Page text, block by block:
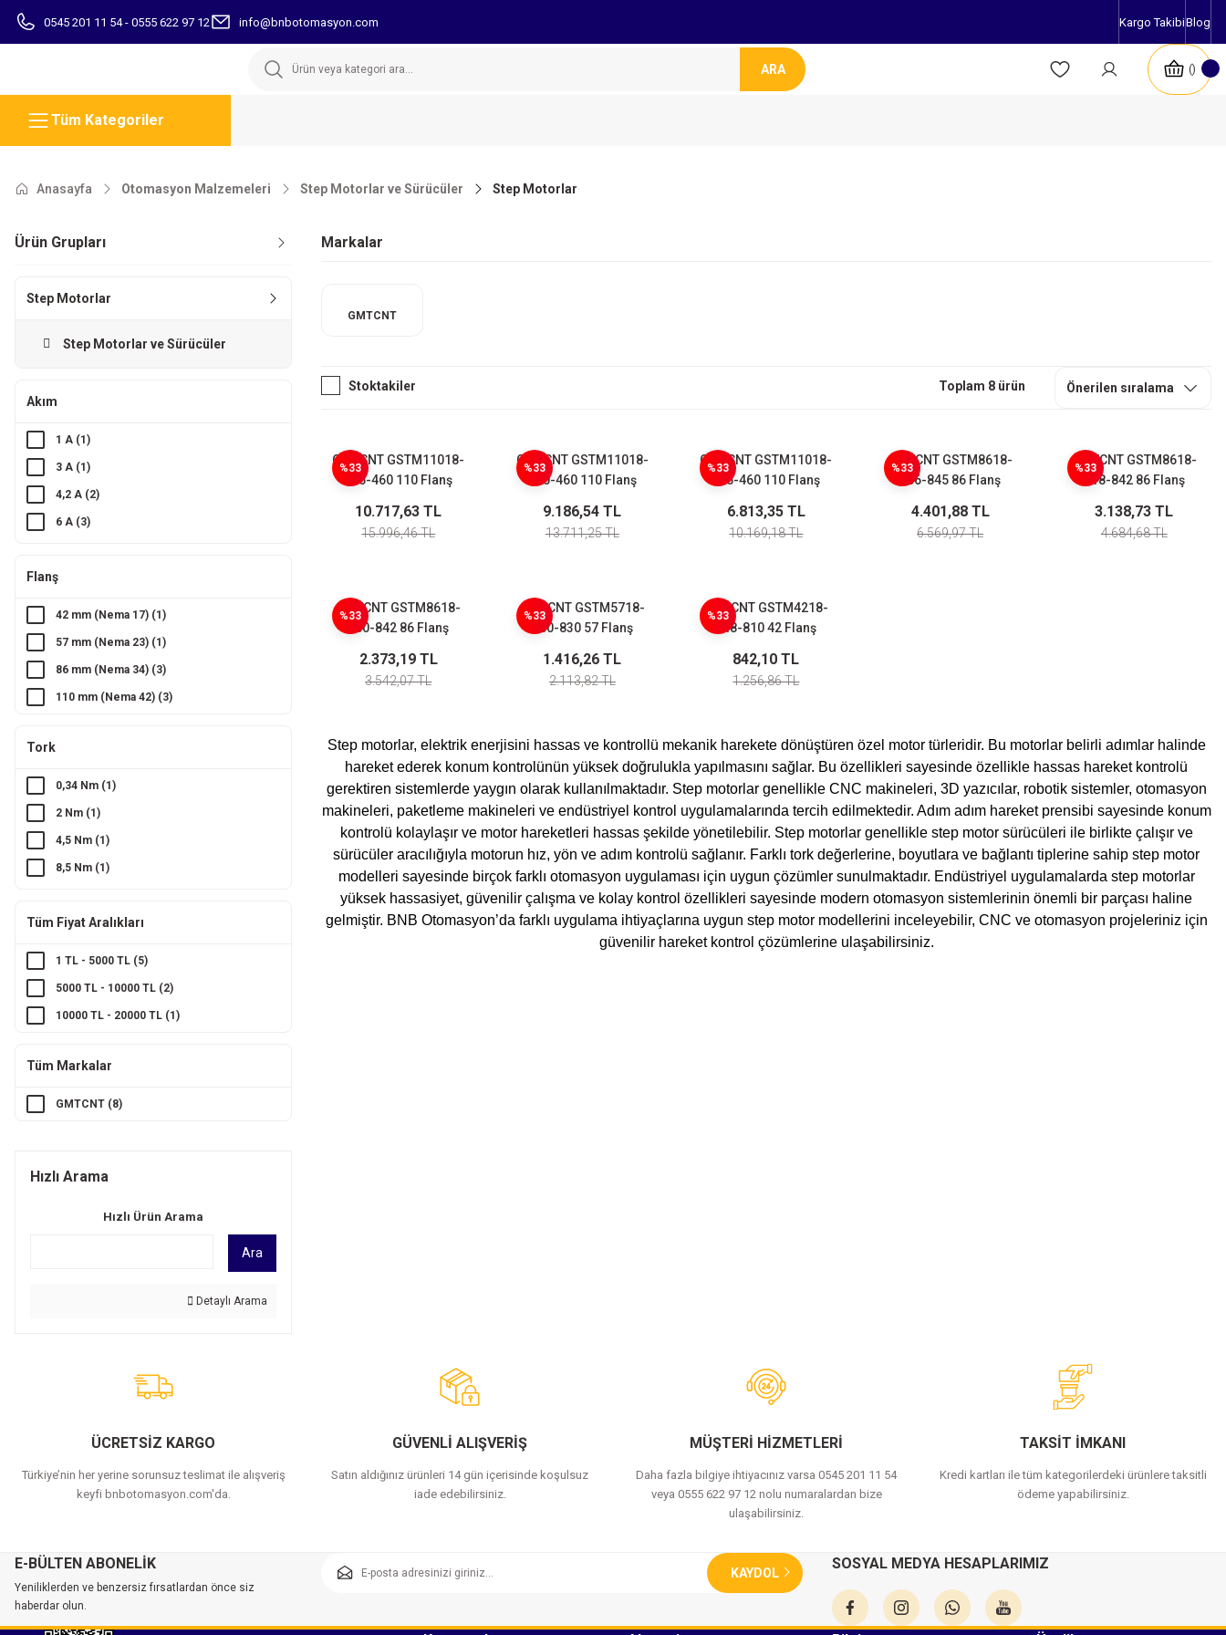
0545 201 11 54 - 0555 622 97 12 info@bnbotomasyon.com Kargo TakibiBlog
ARA
Tüm Kategoriler
Anasayfa Otomasyon Malzemeleri Step Motorlar ve Sürücüler Step Motorlar
Ürün Grupları
Step Motorlar
Step Motorlar ve Sürücüler
Akım
1 A (1)
3 A (1)
4,2 A (2)
6 A (3)
Flanş
42 mm (Nema 17) (1)
57 mm (Nema 23) (1)
86 mm (Nema 34) (3)
110 mm (Nema 42) (3)
Tork
0,34 Nm (1)
2 Nm (1)
4,5 Nm (1)
8,5 Nm (1)
20 Nm (1)
Tüm Fiyat Aralıkları
1 TL - 5000 TL (5)
5000 TL - 10000 TL (2)
10000 TL - 20000 TL (1)
Tüm Markalar
GMTCNT (8)
Hızlı Arama
Hızlı Ürün Arama
Ara
Detaylı Arama
Markalar
GMTCNT
Stoktakiler Toplam 8 ürün
%33
GMTCNT GSTM11018-
165-460 110 Flanş
Step Motor
10.717,63 TL
15.996,46 TL
%33
GMTCNT GSTM11018-
150-460 110 Flanş
Step Motor
9.186,54 TL
13.711,25 TL
%33
GMTCNT GSTM11018-
115-460 110 Flanş
Step Motor
6.813,35 TL
10.169,18 TL
%33
GMTCNT GSTM8618-
156-845 86 Flanş
Step Motor
4.401,88 TL
6.569,97 TL
%33
GMTCNT GSTM8618-
118-842 86 Flanş
Step Motor
3.138,73 TL
4.684,68 TL
%33
GMTCNT GSTM8618-
080-842 86 Flanş
Step Motor
2.373,19 TL
3.542,07 TL
%33
GMTCNT GSTM5718-
080-830 57 Flanş
Step Motor
1.416,26 TL
2.113,82 TL
%33
GMTCNT GSTM4218-
048-810 42 Flanş
Step Motor
842,10 TL
1.256,86 TL
Step motorlar, elektrik enerjisini hassas ve kontrollü mekanik harekete dönüştüren özel motor türleridir. Bu motorlar belirli adımlar halinde
hareket ederek konum kontrolünün yüksek doğrulukla yapılmasını sağlar. Bu özellikleri sayesinde özellikle hassas hareket kontrolü
gerektiren sistemlerde yaygın olarak kullanılmaktadır. Step motorlar genellikle CNC makineleri, 3D yazıcılar, robotik sistemler, otomasyon
makineleri, paketleme makineleri ve endüstriyel kontrol uygulamalarında tercih edilmektedir. Adım adım hareket prensibi sayesinde konum
kontrolü kolaylaşır ve motor hareketleri hassas şekilde yönetilebilir. Step motorlar genellikle step motor sürücüleri ile birlikte çalışır ve
sürücüler aracılığıyla motorun hız, yön ve adım kontrolü sağlanır. Farklı tork değerlerine, boyutlara ve bağlantı tiplerine sahip step motor
modelleri sayesinde birçok farklı otomasyon uygulaması için uygun çözümler sunulmaktadır. Endüstriyel uygulamalarda step motorlar
yüksek hassasiyet, güvenilir çalışma ve kolay kontrol özellikleri sayesinde modern otomasyon sistemlerinin önemli bir parçası haline
gelmiştir. BNB Otomasyon’da farklı uygulama ihtiyaçlarına uygun step motor modellerini inceleyebilir, CNC ve otomasyon projeleriniz için
güvenilir hareket kontrol çözümlerine ulaşabilirsiniz.
ÜCRETSİZ KARGO
Türkiye’nin her yerine sorunsuz teslimat ile alışveriş
keyfi bnbotomasyon.com'da.
GÜVENLİ ALIŞVERİŞ
Satın aldığınız ürünleri 14 gün içerisinde koşulsuz
iade edebilirsiniz.
MÜŞTERİ HİZMETLERİ
Daha fazla bilgiye ihtiyacınız varsa 0545 201 11 54
veya 0555 622 97 12 nolu numaralardan bize
ulaşabilirsiniz.
TAKSİT İMKANI
Kredi kartları ile tüm kategorilerdeki ürünlere taksitli
ödeme yapabilirsiniz.
E-BÜLTEN ABONELİK
Yeniliklerden ve benzersiz fırsatlardan önce siz
haberdar olun.
KAYDOL
SOSYAL MEDYA HESAPLARIMIZ